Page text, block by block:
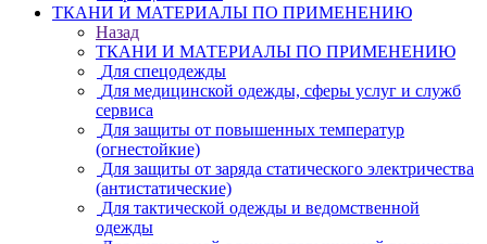
ТКАНИ И МАТЕРИАЛЫ ПО ПРИМЕНЕНИЮ
Назад
ТКАНИ И МАТЕРИАЛЫ ПО ПРИМЕНЕНИЮ
Для спецодежды
Для медицинской одежды, сферы услуг и служб
сервиса
Для защиты от повышенных температур
(огнестойкие)
Для защиты от заряда статического электричества
(антистатические)
Для тактической одежды и ведомственной
одежды